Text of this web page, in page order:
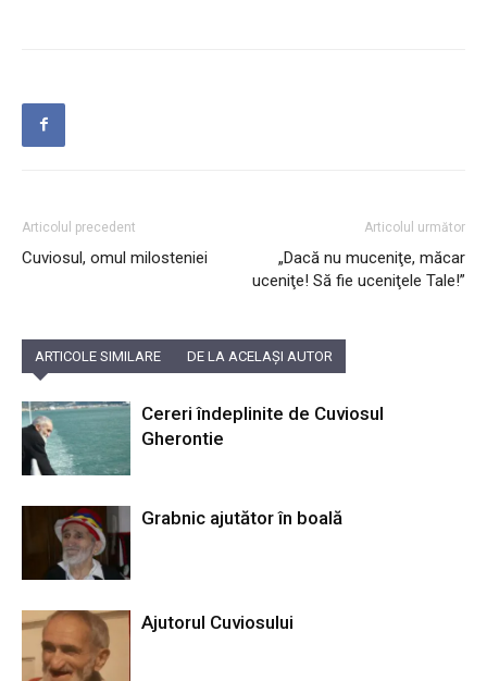
Articolul precedent
Cuviosul, omul milosteniei
Articolul următor
„Dacă nu muceniţe, măcar
uceniţe! Să fie uceniţele Tale!”
ARTICOLE SIMILARE DE LA ACELAȘI AUTOR
Cereri îndeplinite de Cuviosul
Gherontie
Grabnic ajutător în boală
Ajutorul Cuviosului